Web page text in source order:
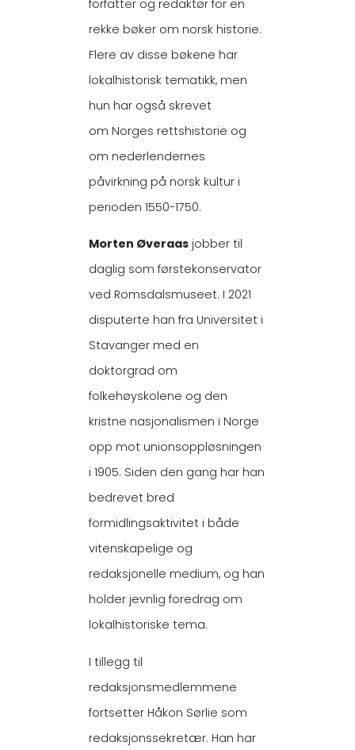
forfatter og redaktør for en
rekke bøker om norsk historie.
Flere av disse bøkene har
lokalhistorisk tematikk, men
hun har også skrevet
om Norges rettshistorie og
om nederlendernes
påvirkning på norsk kultur i
perioden 1550-1750.
Morten Øveraas jobber til
daglig som førstekonservator
ved Romsdalsmuseet. I 2021
disputerte han fra Universitet i
Stavanger med en
doktorgrad om
folkehøyskolene og den
kristne nasjonalismen i Norge
opp mot unionsoppløsningen
i 1905. Siden den gang har han
bedrevet bred
formidlingsaktivitet i både
vitenskapelige og
redaksjonelle medium, og han
holder jevnlig foredrag om
lokalhistoriske tema.
I tillegg til
redaksjonsmedlemmene
fortsetter Håkon Sørlie som
redaksjonssekretær. Han har